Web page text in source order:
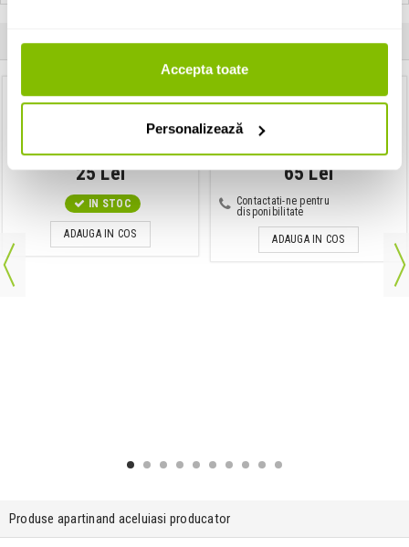
Accepta toate
Personalizează
Clientii care au cumparat acest produs au mai cumparat si:
GewaPure FX - Scaunel picior
25 Lei
IN STOC
ADAUGA IN COS
Savarez 520R Normal Tension
65 Lei
Contactati-ne pentru
disponibilitate
ADAUGA IN COS
Produse apartinand aceluiasi producator